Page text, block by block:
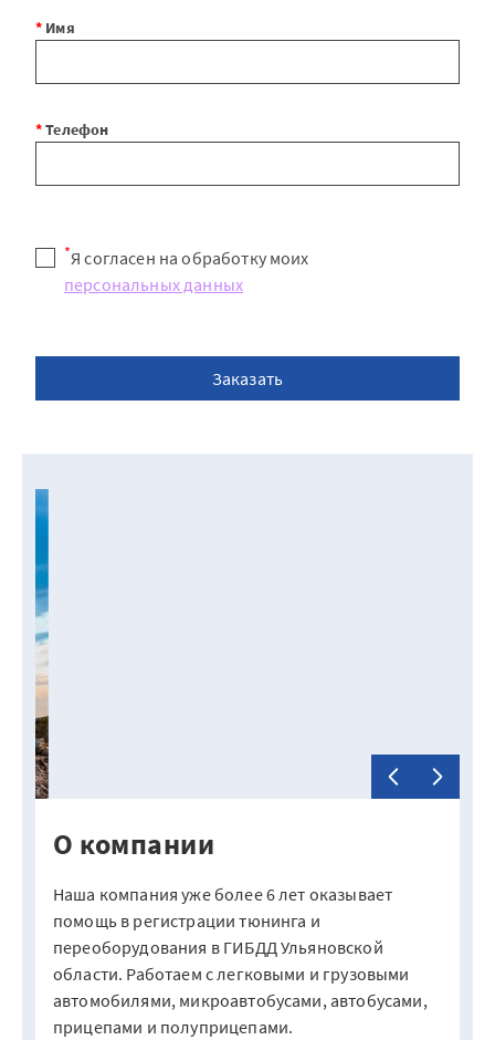
* Имя
*Телефон
Заказать
*Я согласен на обработку моих
персональных данных
О компании
Наша компания уже более 6 лет оказывает
помощь в регистрации тюнинга и
переоборудования в ГИБДД Ульяновской
области. Работаем с легковыми и грузовыми
автомобилями, микроавтобусами, автобусами,
прицепами и полуприцепами.